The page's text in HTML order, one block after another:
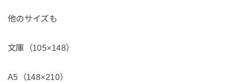
他のサイズも
文庫（105×148）
A5（148×210）